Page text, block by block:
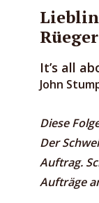
It’s all
John
Diese
Der
Auftrag.
Aufträge